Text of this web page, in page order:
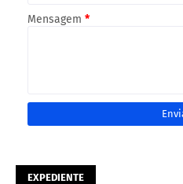
Mensagem *
EXPEDIENTE